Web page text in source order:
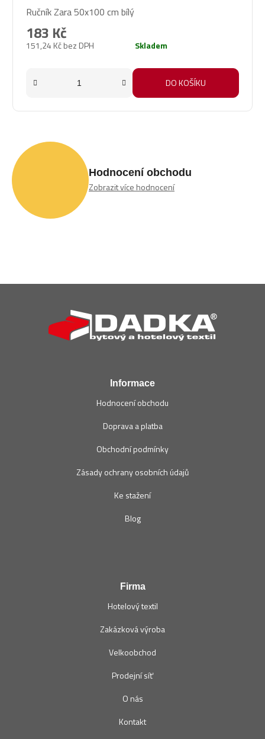
Ručník Zara 50x100 cm bílý
151,24 Kč bez DPH
183 Kč
Skladem
DO KOŠÍKU
Hodnocení obchodu
Zobrazit více hodnocení
Informace
Hodnocení obchodu
Doprava a platba
Obchodní podmínky
Zásady ochrany osobních údajů
Ke stažení
Blog
Firma
Hotelový textil
Zakázková výroba
Velkoobchod
Prodejní síť
O nás
Kontakt